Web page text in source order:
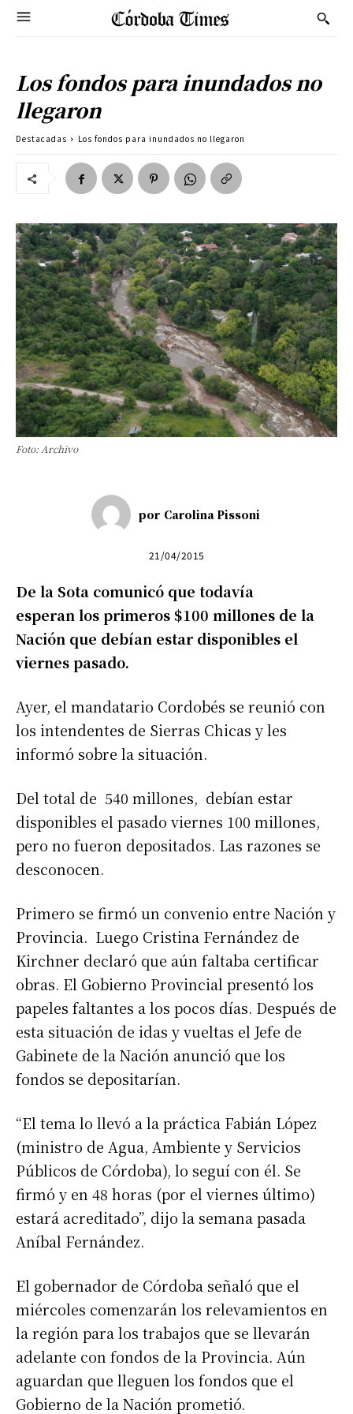
Los fondos para inundados no
llegaron
Destacadas Los fondos para inundados no llegaron
Foto: Archivo
por Carolina Pissoni
21/04/2015
De la Sota comunicó que todavía
esperan los primeros $100 millones de la
Nación que debían estar disponibles el
viernes pasado.
Ayer, el mandatario Cordobés se reunió con
los intendentes de Sierras Chicas y les
informó sobre la situación.
Del total de 540 millones, debían estar
disponibles el pasado viernes 100 millones,
pero no fueron depositados. Las razones se
desconocen.
Primero se firmó un convenio entre Nación y
Provincia. Luego Cristina Fernández de
Kirchner declaró que aún faltaba certificar
obras. El Gobierno Provincial presentó los
papeles faltantes a los pocos días. Después de
esta situación de idas y vueltas el Jefe de
Gabinete de la Nación anunció que los
fondos se depositarían.
“El tema lo llevó a la práctica Fabián López
(ministro de Agua, Ambiente y Servicios
Públicos de Córdoba), lo seguí con él. Se
firmó y en 48 horas (por el viernes último)
estará acreditado”, dijo la semana pasada
Aníbal Fernández.
El gobernador de Córdoba señaló que el
miércoles comenzarán los relevamientos en
la región para los trabajos que se llevarán
adelante con fondos de la Provincia. Aún
aguardan que lleguen los fondos que el
Gobierno de la Nación prometió.